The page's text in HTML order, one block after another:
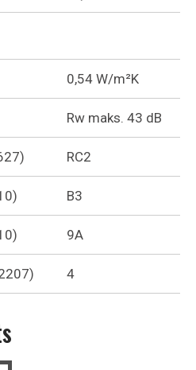
0,54 W/m²K
Rw maks. 43 dB
RC2
B3
9A
4